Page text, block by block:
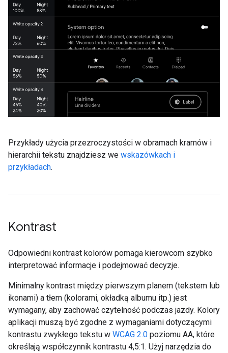
Przykłady użycia przezroczystości w obramach kramów i
hierarchii tekstu znajdziesz we wskazówkach i
przykładach.
Kontrast
Odpowiedni kontrast kolorów pomaga kierowcom szybko
interpretować informacje i podejmować decyzje.
Minimalny kontrast między pierwszym planem (tekstem lub
ikonami) a tłem (kolorami, okładką albumu itp.) jest
wymagany, aby zachować czytelność podczas jazdy. Kolory
aplikacji muszą być zgodne z wymaganiami dotyczącymi
kontrastu zwykłego tekstu w WCAG 2.0 poziomu AA, które
określają współczynnik kontrastu 4,5:1. Użyj narzędzia do